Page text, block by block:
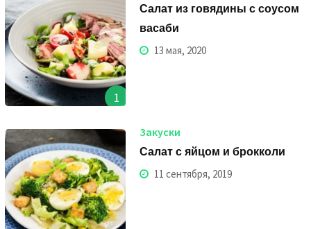
1
Салат из говядины с соусом
васаби
13 мая, 2020
Закуски
Салат с яйцом и брокколи
11 сентября, 2019